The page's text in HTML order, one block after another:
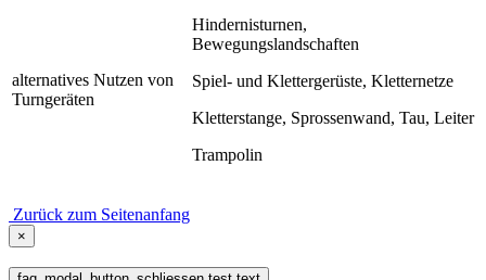
alternatives Nutzen von
Turngeräten
Hindernisturnen,
Bewegungslandschaften
Spiel- und Klettergerüste, Kletternetze
Kletterstange, Sprossenwand, Tau, Leiter
Trampolin
Zurück zum Seitenanfang
×